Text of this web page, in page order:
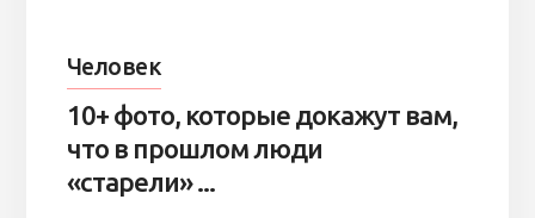
Человек
10+ фото, которые докажут вам,
что в прошлом люди
«старели» ...